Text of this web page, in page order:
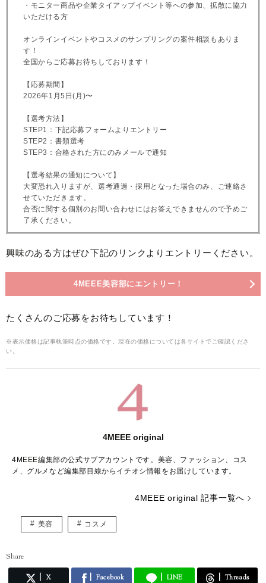
・モニター商品や企業タイアップイベント等への参加、拡散に協力
いただける方
オンラインイベントやコスメのサンプリングの案件相談もありま
す！
全国からご応募お待ちしております！
【応募期間】
2026年1月5日(月)〜
【選考方法】
STEP1：下記応募フォームよりエントリー
STEP2：書類選考
STEP3：合格された方にのみメールで通知
【選考結果の通知について】
大変恐れ入りますが、選考通過・採用となった場合のみ、ご連絡さ
せていただきます。
合否に関する個別のお問い合わせにはお答えできませんので予めご
了承ください。
興味のある方はぜひ下記のリンクよりエントリーください。
4MEEE美容部にエントリー！
たくさんのご応募をお待ちしています！
※表示価格は記事執筆時点の価格です。現在の価格については各サイトでご確認くださ
い。
4MEEE original
4MEEE編集部の公式サブアカウントです。美容、ファッション、コス
メ、グルメなど編集部目線からイチオシ情報をお届けしています。
4MEEE original 記事一覧へ
美容 コスメ
Share
X Facebook LINE Threads